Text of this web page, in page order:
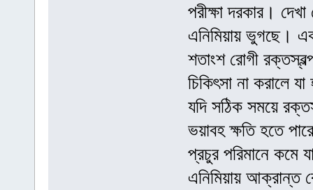
পরীক্ষা দরকার।
এনিমিয়ায় ভুগছে।
শতাংশ রোগী
চিকিৎসা না করালে যা
যদি সঠিক সময়ে
ভয়াবহ ক্ষতি হতে
প্রচুর পরিমানে কমে
এনিমিয়ায় আক্রান্ত